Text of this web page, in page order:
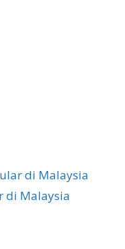
di Malaysia
di Malaysia